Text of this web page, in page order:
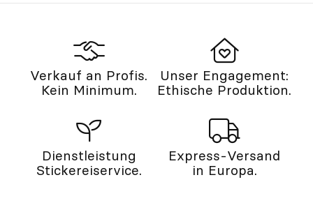
Verkauf an Profis.
Kein Minimum.
Unser Engagement:
Ethische Produktion.
Dienstleistung
Stickereiservice.
Express-Versand
in Europa.